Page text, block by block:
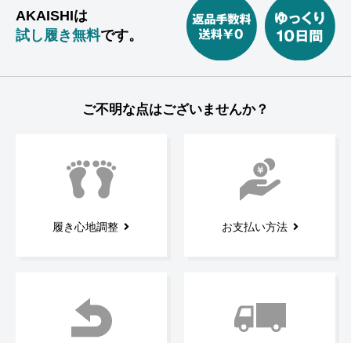
AKAISHIは
試し履き無料です。
ご不明な点はございませんか？
履き心地調整 お支払い方法